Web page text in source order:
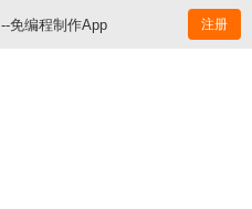
--免编程制作App 注册